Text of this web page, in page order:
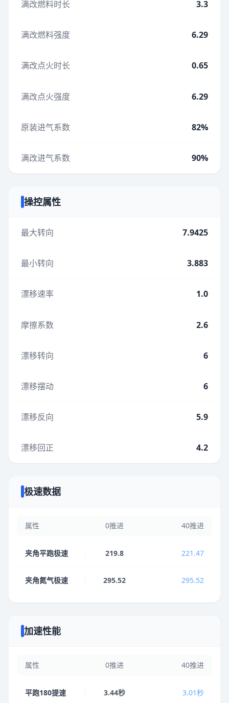
满改燃料时长 3.3
满改燃料强度 6.29
满改点火时长 0.65
满改点火强度 6.29
原装进气系数 82%
满改进气系数 90%
操控属性
最大转向 7.9425
最小转向 3.883
漂移速率 1.0
摩擦系数 2.6
漂移转向 6
漂移摆动 6
漂移反向 5.9
漂移回正 4.2
极速数据
属性 0推进 40推进
夹角平跑极速 219.8 221.47
夹角氮气极速 295.52 295.52
加速性能
属性 0推进 40推进
平跑180提速 3.44秒 3.01秒